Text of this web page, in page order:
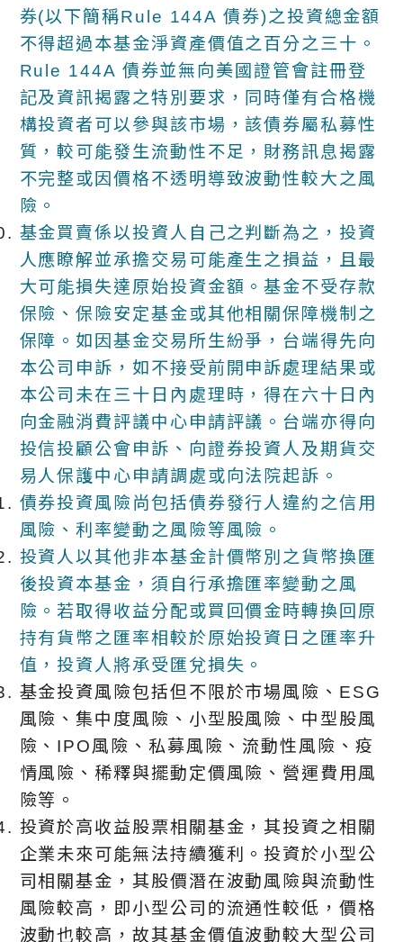
券(以下簡稱Rule 144A 債券)之投資總金額
不得超過本基金淨資產價值之百分之三十。
Rule 144A 債券並無向美國證管會註冊登
記及資訊揭露之特別要求，同時僅有合格機
構投資者可以參與該市場，該債券屬私募性
質，較可能發生流動性不足，財務訊息揭露
不完整或因價格不透明導致波動性較大之風
險。
基金買賣係以投資人自己之判斷為之，投資
人應瞭解並承擔交易可能產生之損益，且最
大可能損失達原始投資金額。基金不受存款
保險、保險安定基金或其他相關保障機制之
保障。如因基金交易所生紛爭，台端得先向
本公司申訴，如不接受前開申訴處理結果或
本公司未在三十日內處理時，得在六十日內
向金融消費評議中心申請評議。台端亦得向
投信投顧公會申訴、向證券投資人及期貨交
易人保護中心申請調處或向法院起訴。
債券投資風險尚包括債券發行人違約之信用
風險、利率變動之風險等風險。
投資人以其他非本基金計價幣別之貨幣換匯
後投資本基金，須自行承擔匯率變動之風
險。若取得收益分配或買回價金時轉換回原
持有貨幣之匯率相較於原始投資日之匯率升
值，投資人將承受匯兌損失。
基金投資風險包括但不限於市場風險、ESG
風險、集中度風險、小型股風險、中型股風
險、IPO風險、私募風險、流動性風險、疫
情風險、稀釋與擺動定價風險、營運費用風
險等。
投資於高收益股票相關基金，其投資之相關
企業未來可能無法持續獲利。投資於小型公
司相關基金，其股價潛在波動風險與流動性
風險較高，即小型公司的流通性較低，價格
波動也較高，故其基金價值波動較大型公司